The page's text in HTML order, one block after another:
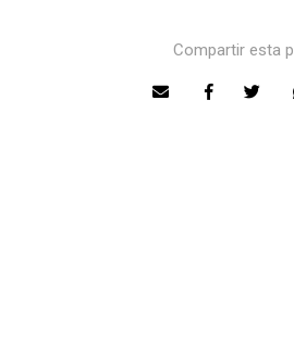
Compartir esta